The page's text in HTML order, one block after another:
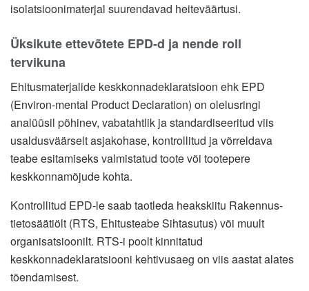
isolatsioonimaterjal suurendavad heiteväärtusi.
Üksikute ettevõtete EPD-d ja nende roll
tervikuna
Ehitusmaterjalide keskkonnadeklaratsioon ehk EPD
(Environ-mental Product Declaration) on olelusringi
analüüsil põhinev, vabatahtlik ja standardiseeritud viis
usaldusväärselt asjakohase, kontrollitud ja võrreldava
teabe esitamiseks valmistatud toote või tootepere
keskkonnamõjude kohta.
Kontrollitud EPD-le saab taotleda heakskiitu Rakennus-
tietosäätiölt (RTS, Ehitusteabe Sihtasutus) või muult
organisatsioonilt. RTS-i poolt kinnitatud
keskkonnadeklaratsiooni kehtivusaeg on viis aastat alates
tõendamisest.